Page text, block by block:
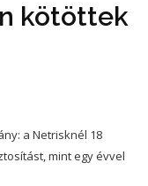
kötöttek
a Netrisknél 18
mint egy évvel